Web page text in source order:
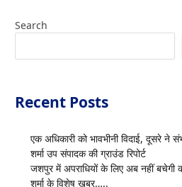
Search
Recent Posts
एक अधिकारी को भावभीनी विदाई, दूसरे
शर्मा उप संपादक की ग्राउंड रिपोर्ट
जशपुर में अपराधियों के लिए अब नहीं बचेगी
शर्मा के विशेष खबर…..